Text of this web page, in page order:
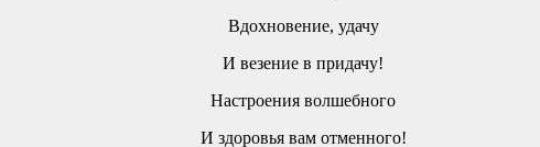
Вдохновение, удачу
И везение в придачу!
Настроения волшебного
И здоровья вам отменного!